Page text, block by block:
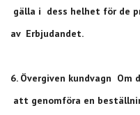
gälla i dess helhet för de
av Erbjudandet.
6. Övergiven kundvagn
att genomföra en